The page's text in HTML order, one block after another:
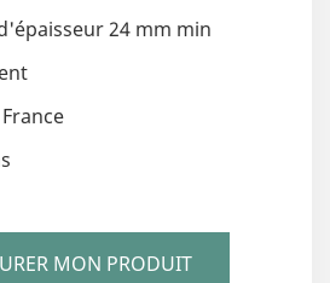
24 mm min
MON PRODUIT